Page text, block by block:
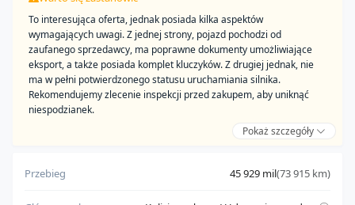
To interesująca oferta, jednak posiada kilka aspektów
wymagających uwagi. Z jednej strony, pojazd pochodzi od
zaufanego sprzedawcy, ma poprawne dokumenty umożliwiające
eksport, a także posiada komplet kluczyków. Z drugiej jednak, nie
ma w pełni potwierdzonego statusu uruchamiania silnika.
Rekomendujemy zlecenie inspekcji przed zakupem, aby uniknąć
niespodzianek.
Pokaż szczegóły
ma poprawne dokumenty umożliwiające eksport
Przebieg 45 929 mil(73 915 km)